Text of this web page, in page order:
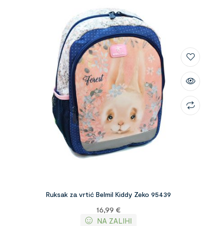
Ruksak za vrtić Belmil Kiddy Zeko 95439
16,99 €
NA ZALIHI